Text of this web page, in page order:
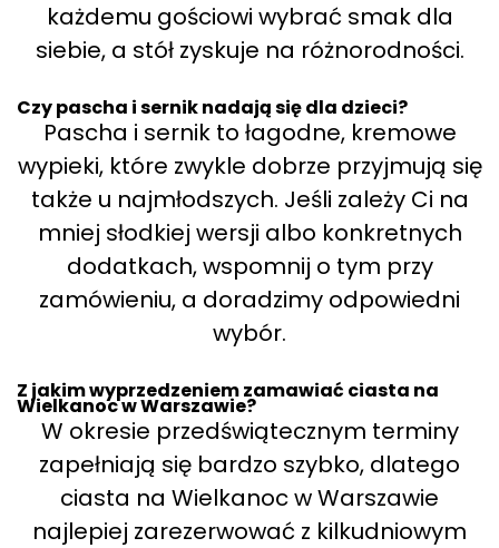
każdemu gościowi wybrać smak dla
siebie, a stół zyskuje na różnorodności.
Czy pascha i sernik nadają się dla dzieci?
Pascha i sernik to łagodne, kremowe
wypieki, które zwykle dobrze przyjmują się
także u najmłodszych. Jeśli zależy Ci na
mniej słodkiej wersji albo konkretnych
dodatkach, wspomnij o tym przy
zamówieniu, a doradzimy odpowiedni
wybór.
Z jakim wyprzedzeniem zamawiać ciasta na
Wielkanoc w Warszawie?
W okresie przedświątecznym terminy
zapełniają się bardzo szybko, dlatego
ciasta na Wielkanoc w Warszawie
najlepiej zarezerwować z kilkudniowym